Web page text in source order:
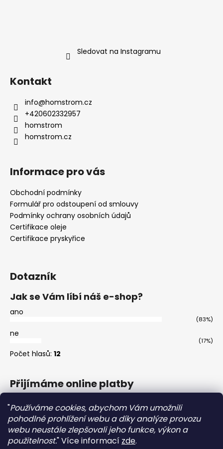
"Používáme cookies, abychom Vám umožnili
pohodlné prohlížení webu a díky analýze provozu
webu neustále zlepšovali jeho funkce, výkon a
použitelnost."Více informací zde.
Sledovat na Instagramu
Kontakt
info@homstrom.cz
+420602332957
homstrom
homstrom.cz
Informace pro vás
Obchodní podmínky
Formulář pro odstoupení od smlouvy
Podmínky ochrany osobních údajů
Certifikace oleje
Certifikace pryskyřice
Dotazník
Jak se Vám líbí náš e-shop?
ano
(83%)
ne
(17%)
Počet hlasů: 12
Přijímáme online platby